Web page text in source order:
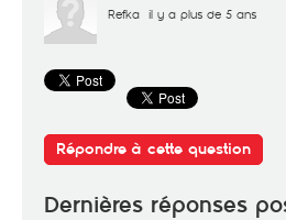
Refka il y a plus de 5 ans
Répondre à cette question
Dernières réponses